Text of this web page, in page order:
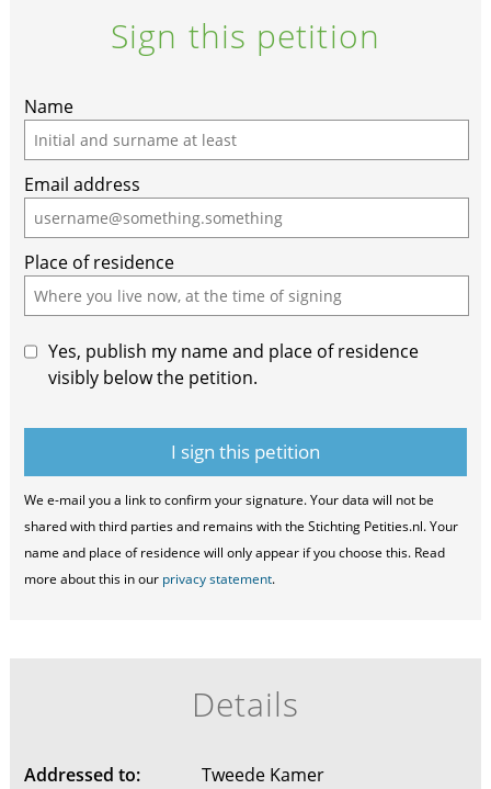
Sign this petition
Name
Email address
Place of residence
Yes, publish my name and place of residence
visibly below the petition.
We e-mail you a link to confirm your signature. Your data will not be
shared with third parties and remains with the Stichting Petities.nl. Your
name and place of residence will only appear if you choose this. Read
more about this in our privacy statement.
Details
Addressed to:
Tweede Kamer